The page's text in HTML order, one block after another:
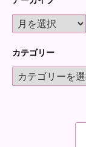
カテゴリー